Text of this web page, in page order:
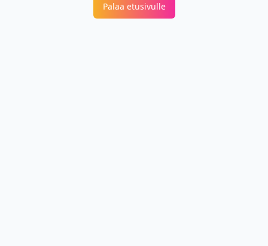
Palaa etusivulle